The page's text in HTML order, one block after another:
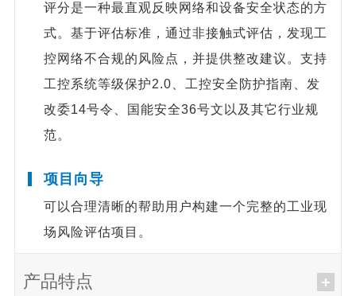
评分是一种最直观反映网络和设备安全状态的方
式。基于评估标准，通过非接触式评估，发现工
控网络不合规的风险点，并提供整改建议。支持
工控系统等级保护2.0、工控安全防护指南、发
改委14号令、国能安全36号文以及其它行业规
范。
项目向导
可以合理清晰的帮助用户构建一个完整的工业现
场风险评估项目。
产品特点